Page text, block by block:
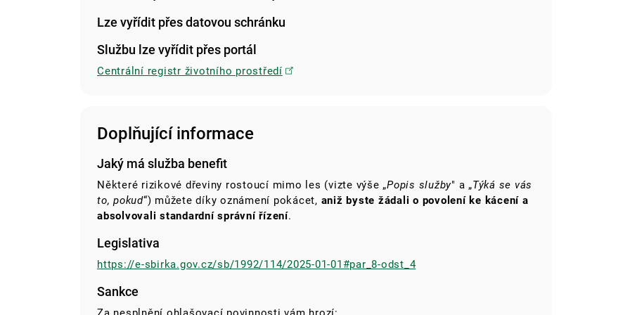
Lze vyřídit přes datovou schránku
Službu lze vyřídit přes portál
Centrální registr životního prostředí
Doplňující informace
Jaký má služba benefit
Některé rizikové dřeviny rostoucí mimo les (vizte výše „Popis služby" a „Týká se vás
to, pokud“) můžete díky oznámení pokácet, aniž byste žádali o povolení ke kácení a
absolvovali standardní správní řízení.
Legislativa
https://e-sbirka.gov.cz/sb/1992/114/2025-01-01#par_8-odst_4
Sankce